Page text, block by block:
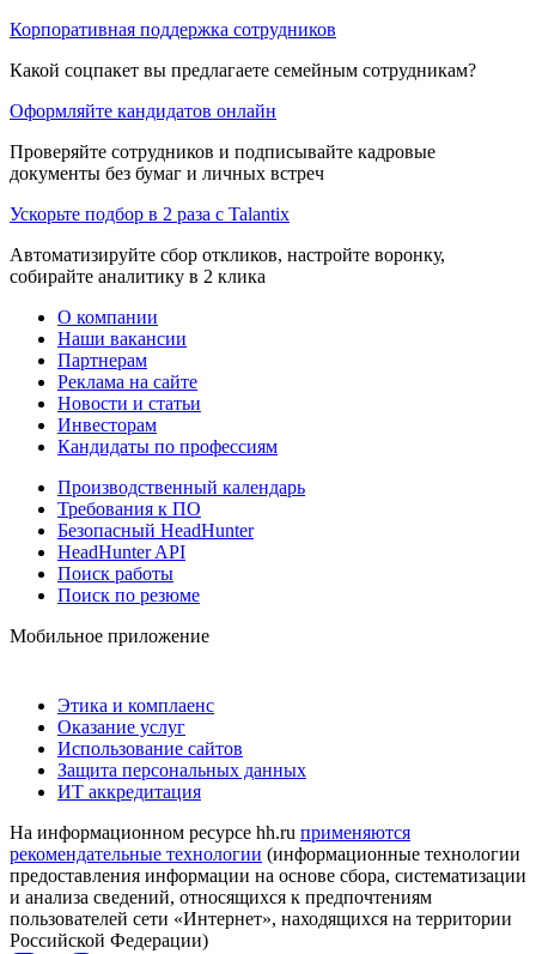
Корпоративная поддержка сотрудников
Какой соцпакет вы предлагаете семейным сотрудникам?
Оформляйте кандидатов онлайн
Проверяйте сотрудников и подписывайте кадровые
документы без бумаг и личных встреч
Ускорьте подбор в 2 раза с Talantix
Автоматизируйте сбор откликов, настройте воронку,
собирайте аналитику в 2 клика
О компании
Наши вакансии
Партнерам
Реклама на сайте
Новости и статьи
Инвесторам
Кандидаты по профессиям
Производственный календарь
Требования к ПО
Безопасный HeadHunter
HeadHunter API
Поиск работы
Поиск по резюме
Мобильное приложение
Этика и комплаенс
Оказание услуг
Использование сайтов
Защита персональных данных
ИТ аккредитация
На информационном ресурсе hh.ru применяются
рекомендательные технологии (информационные технологии
предоставления информации на основе сбора, систематизации
и анализа сведений, относящихся к предпочтениям
пользователей сети «Интернет», находящихся на территории
Российской Федерации)